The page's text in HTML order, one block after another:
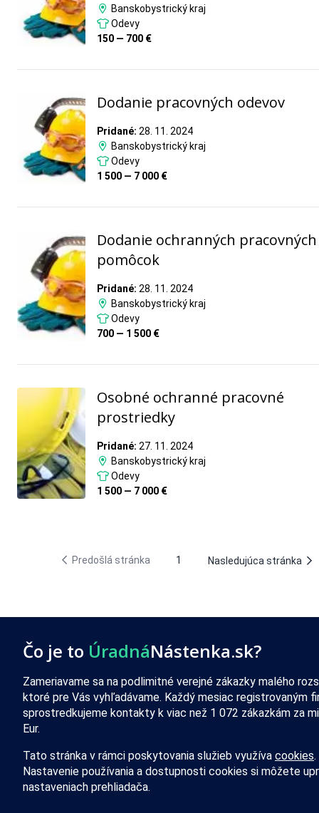
Banskobystrický kraj
Odevy
150 — 700 €
Dodanie pracovných odevov
Pridané: 28. 11. 2024
Banskobystrický kraj
Odevy
1 500 — 7 000 €
Dodanie ochranných pracovných
pomôcok
Pridané: 28. 11. 2024
Banskobystrický kraj
Odevy
700 — 1 500 €
Osobné ochranné pracovné
prostriedky
Pridané: 27. 11. 2024
Banskobystrický kraj
Odevy
1 500 — 7 000 €
Predošlá stránka 1 Nasledujúca stránka
Čo je to ÚradnáNástenka.sk?
Zameriavame sa na podlimitné verejné zákazky malého
ktoré pre Vás vyhľadávame. Každý mesiac registrovaným
sprostredkujeme kontakty k viac než 1 072 zákazkám za
Eur.
Tato stránka v rámci poskytovania služieb využíva cookies.
Nastavenie používania a dostupnosti cookies si môžete
nastaveniach prehliadača.